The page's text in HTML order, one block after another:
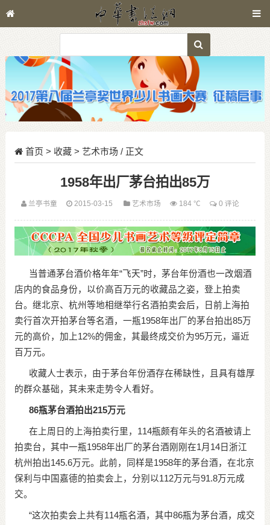
首页 > 收藏> 艺术市场 / 正文
1958年出厂茅台拍出85万
兰亭书童 2015-03-15 艺术市场 184 ℃ 0 评论
当普通茅台酒价格年年“飞天”时，茅台年份酒也一改烟酒
店内的食品身份，以价高百万元的收藏品之姿，登上拍卖
台。继北京、杭州等地相继举行名酒拍卖会后，日前上海拍
卖行首次开拍茅台等名酒，一瓶1958年出厂的茅台拍出85万
元的高价，加上12%的佣金，其最终成交价为95万元，逼近
百万元。
收藏人士表示，由于茅台年份酒存在稀缺性，且具有雄厚
的群众基础，其未来走势令人看好。
86瓶茅台酒拍出215万元
在上周日的上海拍卖行里，114瓶颇有年头的名酒被请上
拍卖台，其中一瓶1958年出厂的茅台酒刚刚在1月14日浙江
杭州拍出145.6万元。此前，同样是1958年的茅台酒，在北京
保利与中国嘉德的拍卖会上，分别以112万元与91.8万元成
交。
“这次拍卖会上共有114瓶名酒，其中86瓶为茅台酒，成交